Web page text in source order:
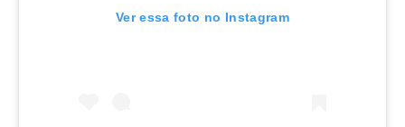
Ver essa foto no Instagram